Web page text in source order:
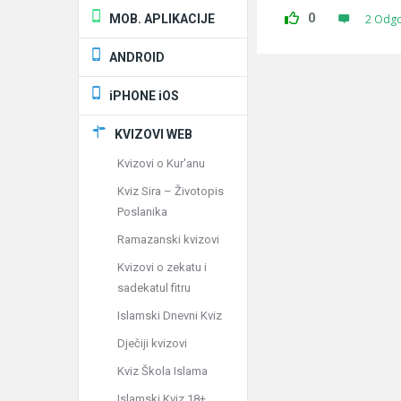
0 2
MOB. APLIKACIJE
ANDROID
iPHONE iOS
KVIZOVI WEB
Kvizovi o Kur'anu
Kviz Sira – Životopis
Poslanika
Ramazanski kvizovi
Kvizovi o zekatu i
sadekatul fitru
Islamski Dnevni Kviz
Dječiji kvizovi
Kviz Škola Islama